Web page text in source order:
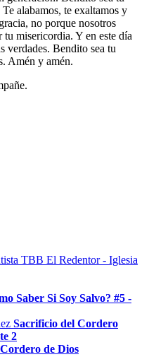
alabamos, te exaltamos y
no porque nosotros
misericordia. Y en este día
verdades. Bendito sea tu
Amén y amén.
Saber Si Soy Salvo? #5 -
Sacrificio del Cordero
2
de Dios